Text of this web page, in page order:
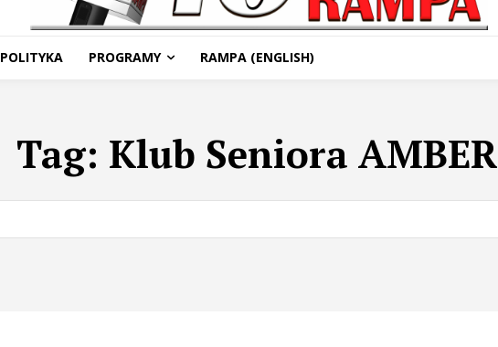
POLITYKA PROGRAMY RAMPA (ENGLISH)
Tag: Klub Seniora AMBER